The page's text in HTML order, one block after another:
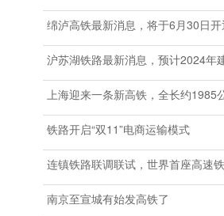
绵泸高铁最新消息，将于6月30日开
沪苏湖铁路最新消息，预计2024年
上海迎来一条新高铁，全长约1985
铁路开启“双11”电商运输模式
连镇铁路联调联试，世界首座高速
南京至宣城有始发高铁了